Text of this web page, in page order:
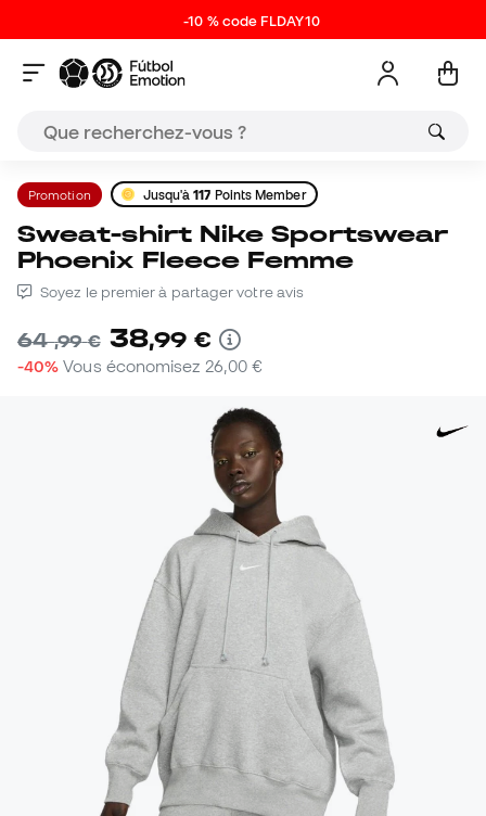
-10 % code FLDAY10
Promotion Jusqu'à117 Points Member
Sweat-shirt Nike Sportswear
Phoenix Fleece Femme
Soyez le premier à partager votre avis
64,99 € 38,99 €
-40% Vous économisez 26,00 €